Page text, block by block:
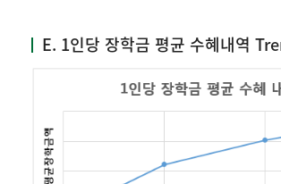
E. 1인당 장학금 평균 수혜내역